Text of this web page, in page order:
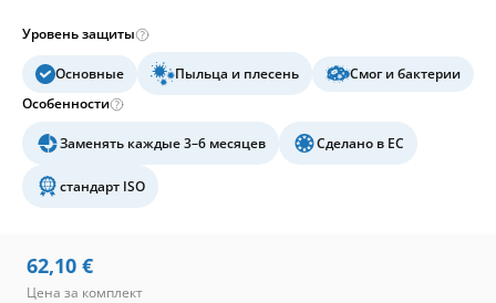
Уровень защиты
Основные Пыльца и плесень
Смог и бактерии
Особенности
Заменять каждые 3–6 месяцев Сделано в ЕС
стандарт ISO
62,10 €
Цена за комплект